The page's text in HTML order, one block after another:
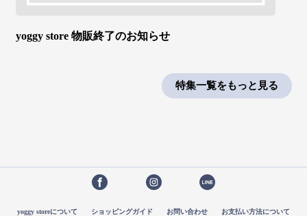
yoggy store 物販終了のお知らせ
特集一覧をもっと見る
yoggy storeについて ショッピングガイド お問い合わせ お支払い方法について